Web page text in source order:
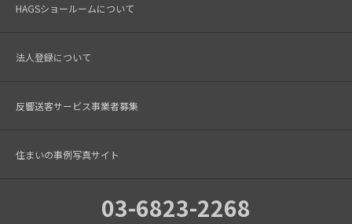
HAGSショールームについて
法人登録について
反響送客サービス事業者募集
住まいの事例写真サイト
03-6823-2268